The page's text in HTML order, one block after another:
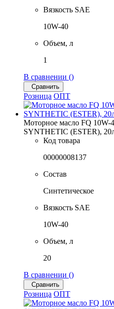
Вязкость SAE
10W-40
Объем, л
1
В сравнении ()
Сравнить
Розница ОПТ
Моторное масло FQ
SYNTHETIC (ESTER),
Код товара
00000008137
Состав
Синтетическое
Вязкость SAE
10W-40
Объем, л
20
В сравнении ()
Сравнить
Розница ОПТ